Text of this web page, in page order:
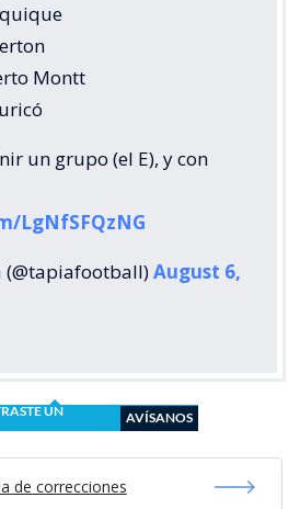
Montt
un grupo (el E), y con
LgNfSFQzNG
August 6,
UN
AVÍSANOS
de correcciones